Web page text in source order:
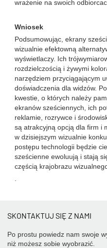
wrażenie na swoich
Wniosek
Podsumowując, ekrany
wizualnie efektowną
wyświetlaczy. Ich
rozdzielczością i żywymi
narzędziem przyciągającym
doświadczenia dla widzów.
kwestie, o których należy
ekranów sześciennych, ich
reklamie, rozrywce i
są atrakcyjną opcją dla firm i
w dzisiejszym wizualnie
postępu technologii będzie
sześcienne ewoluują i stają
częścią krajobrazu
SKONTAKTUJ SIĘ Z NAMI
Po prostu powiedz nam swoje
niż możesz sobie wyobrazić.